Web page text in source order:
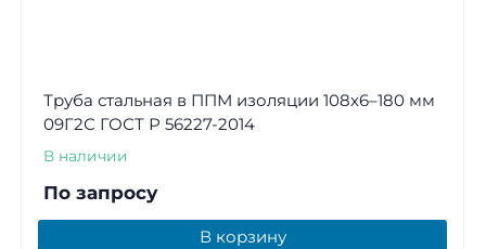
Труба стальная в ППМ изоляции 108х6–180 мм
09Г2С ГОСТ Р 56227-2014
В наличии
По запросу
В корзину